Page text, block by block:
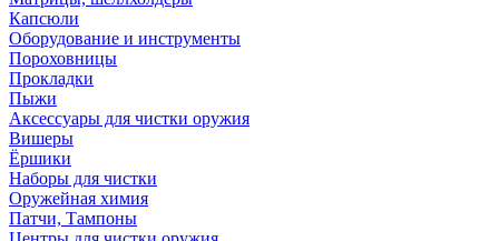
Капсюли
Оборудование и инструменты
Пороховницы
Прокладки
Пыжи
Аксессуары для чистки оружия
Вишеры
Ёршики
Наборы для чистки
Оружейная химия
Патчи, Тампоны